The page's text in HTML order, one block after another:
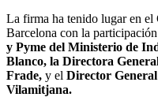
La firma ha tenido lugar en
Barcelona con la
y Pyme del Ministerio de
Blanco, la Directora
Frade, y el Director
Vilamitjana.